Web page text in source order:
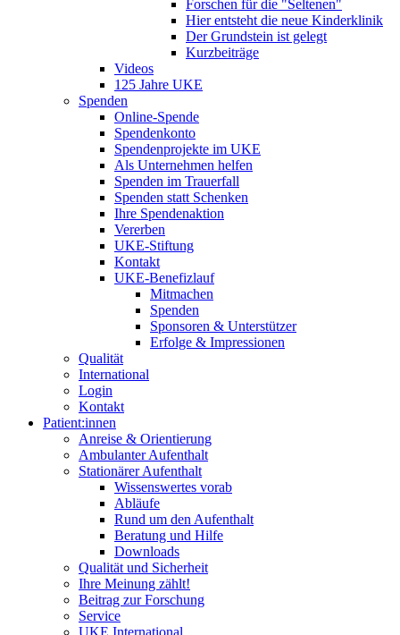
Forschen für die "Seltenen"
Hier entsteht die neue Kinderklinik
Der Grundstein ist gelegt
Kurzbeiträge
Videos
125 Jahre UKE
Spenden
Online-Spende
Spendenkonto
Spendenprojekte im UKE
Als Unternehmen helfen
Spenden im Trauerfall
Spenden statt Schenken
Ihre Spendenaktion
Vererben
UKE-Stiftung
Kontakt
UKE-Benefizlauf
Mitmachen
Spenden
Sponsoren & Unterstützer
Erfolge & Impressionen
Qualität
International
Login
Kontakt
Patient:innen
Anreise & Orientierung
Ambulanter Aufenthalt
Stationärer Aufenthalt
Wissenswertes vorab
Abläufe
Rund um den Aufenthalt
Beratung und Hilfe
Downloads
Qualität und Sicherheit
Ihre Meinung zählt!
Beitrag zur Forschung
Service
UKE International